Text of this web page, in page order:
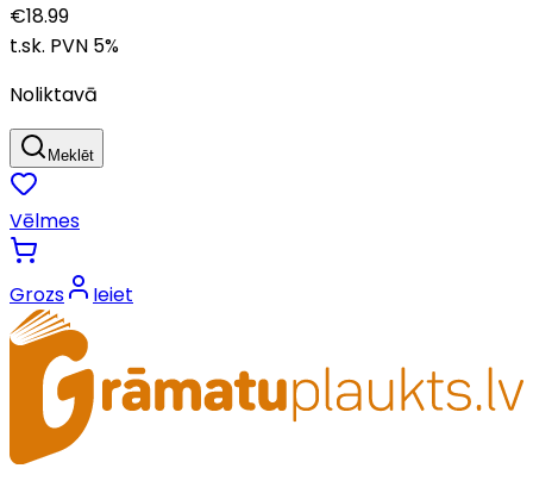
€18.99
t.sk. PVN 5%
Noliktavā
Meklēt
Vēlmes
Grozs Ieiet